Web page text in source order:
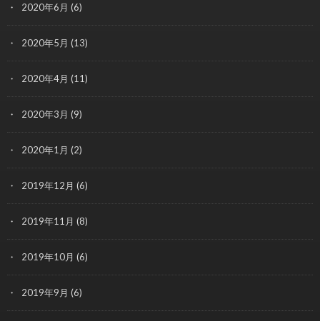
2020年6月 (6)
2020年5月 (13)
2020年4月 (11)
2020年3月 (9)
2020年1月 (2)
2019年12月 (6)
2019年11月 (8)
2019年10月 (6)
2019年9月 (6)